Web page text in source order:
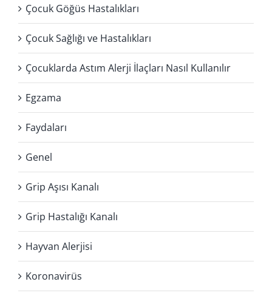
Çocuk Göğüs Hastalıkları
Çocuk Sağlığı ve Hastalıkları
Çocuklarda Astım Alerji İlaçları Nasıl Kullanılır
Egzama
Faydaları
Genel
Grip Aşısı Kanalı
Grip Hastalığı Kanalı
Hayvan Alerjisi
Koronavirüs